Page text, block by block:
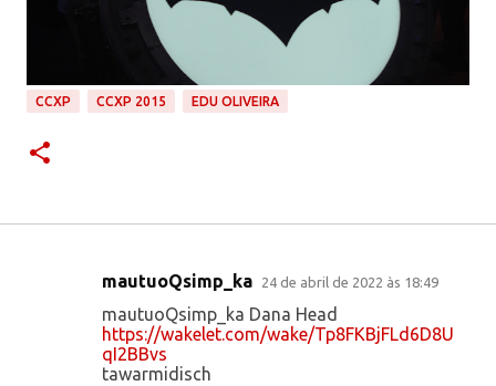
CCXP CCXP 2015 EDU OLIVEIRA
mautuoQsimp_ka 24 de abril de 2022 às 18:49
mautuoQsimp_ka Dana Head
https://wakelet.com/wake/Tp8FKBjFLd6D8U
qI2BBvs
tawarmidisch